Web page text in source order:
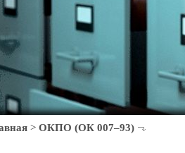
> ОКПО (ОК 007–93)